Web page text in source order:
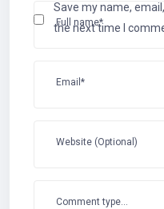
Full name*
Email*
Website (Optional)
Save my name,
the next time I
Comment type...